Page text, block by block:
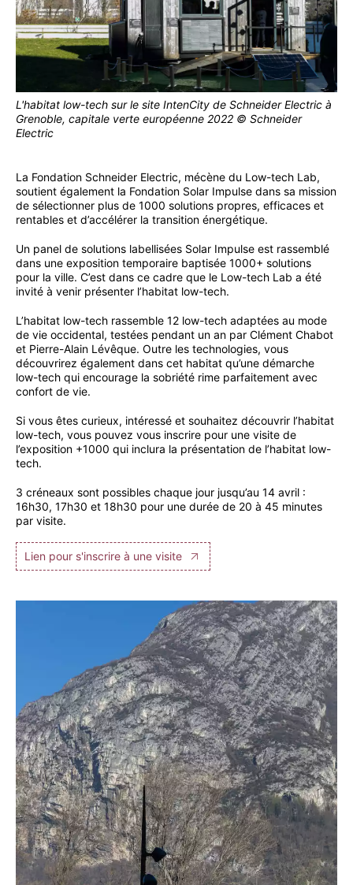
L'habitat low-tech sur le site IntenCity de Schneider Electric à
Grenoble, capitale verte européenne 2022 © Schneider
Electric
La Fondation Schneider Electric, mécène du Low-tech Lab,
soutient également la Fondation Solar Impulse dans sa mission
de sélectionner plus de 1000 solutions propres, efficaces et
rentables et d’accélérer la transition énergétique.
Un panel de solutions labellisées Solar Impulse est rassemblé
dans une exposition temporaire baptisée 1000+ solutions
pour la ville. C’est dans ce cadre que le Low-tech Lab a été
invité à venir présenter l’habitat low-tech.
L’habitat low-tech rassemble 12 low-tech adaptées au mode
de vie occidental, testées pendant un an par Clément Chabot
et Pierre-Alain Lévêque. Outre les technologies, vous
découvrirez également dans cet habitat qu’une démarche
low-tech qui encourage la sobriété rime parfaitement avec
confort de vie.
Si vous êtes curieux, intéressé et souhaitez découvrir l’habitat
low-tech, vous pouvez vous inscrire pour une visite de
l’exposition +1000 qui inclura la présentation de l’habitat low-
tech.
3 créneaux sont possibles chaque jour jusqu’au 14 avril :
16h30, 17h30 et 18h30 pour une durée de 20 à 45 minutes
par visite.
Lien pour s'inscrire à une visite